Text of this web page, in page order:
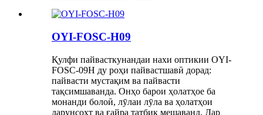
OYI-FOSC-H09
Қулфи пайвасткунандаи нахи оптикии OYI-
FOSC-09H ду роҳи пайвастшавӣ дорад:
пайвасти мустақим ва пайвасти
тақсимшаванда. Онҳо барои ҳолатҳое ба
монанди болоӣ, лӯлаи лӯла ва ҳолатҳои
дарунсохт ва ғайра татбиқ мешаванд. Дар